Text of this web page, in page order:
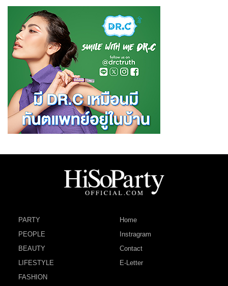
PARTY
PEOPLE
BEAUTY
LIFESTYLE
FASHION
Home
Instragram
Contact
E-Letter